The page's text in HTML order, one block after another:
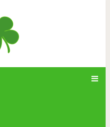
важнее вашей